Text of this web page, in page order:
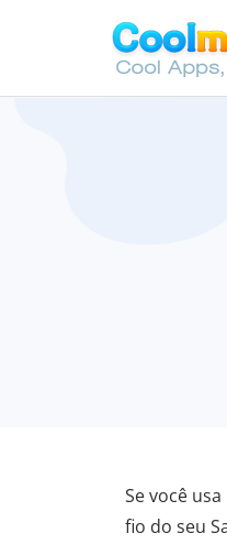
Se você
fio do seu